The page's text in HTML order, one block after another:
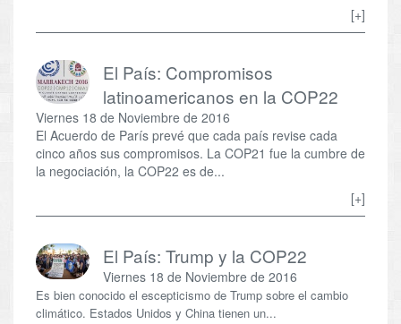
[+]
El País: Compromisos
latinoamericanos en la COP22
Viernes 18 de Noviembre de 2016
El Acuerdo de París prevé que cada país revise cada
cinco años sus compromisos. La COP21 fue la cumbre de
la negociación, la COP22 es de...
[+]
El País: Trump y la COP22
Viernes 18 de Noviembre de 2016
Es bien conocido el escepticismo de Trump sobre el cambio
climático. Estados Unidos y China tienen un...